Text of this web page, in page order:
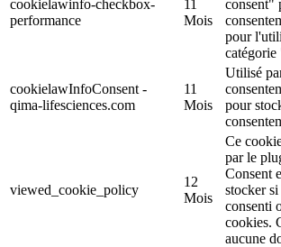
cookielawinfo-checkbox-
performance
11
Mois
consent"
pour
cookielawInfoConsent -
qima-lifesciences.com
11
Mois
Utilisé
pour
viewed_cookie_policy
12
Mois
Ce
par le
Consent
stocker
consenti
cookies.
aucune